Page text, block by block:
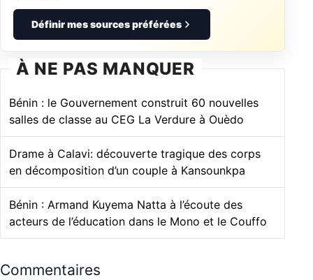
Définir mes sources préférées
À NE PAS MANQUER
Bénin : le Gouvernement construit 60 nouvelles
salles de classe au CEG La Verdure à Ouèdo
Drame à Calavi: découverte tragique des corps
en décomposition d’un couple à Kansounkpa
Bénin : Armand Kuyema Natta à l’écoute des
acteurs de l’éducation dans le Mono et le Couffo
Commentaires